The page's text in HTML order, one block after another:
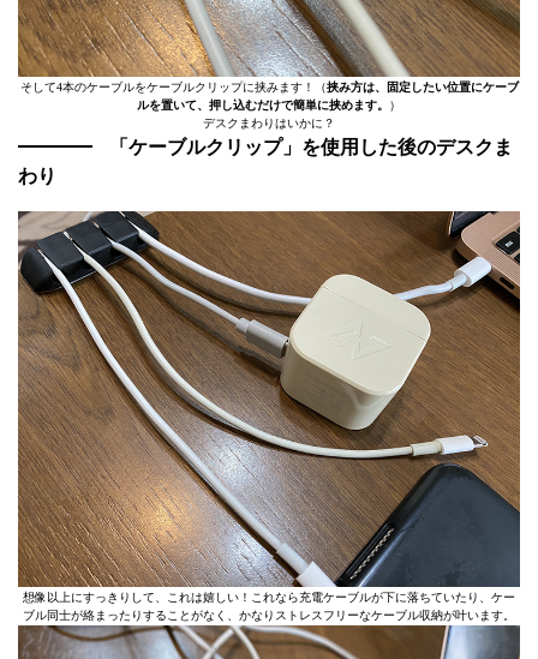
そして4本のケーブルをケーブルクリップに挟みます！（挟み方は、固定したい位置にケーブ
ルを置いて、押し込むだけで簡単に挟めます。 ）
デスクまわりはいかに？
「ケーブルクリップ」を使用した後のデスクま
わり
想像以上にすっきりして、これは嬉しい！これなら充電ケーブルが下に落ちていたり、ケー
ブル同士が絡まったりすることがなく、かなりストレスフリーなケーブル収納が叶います。